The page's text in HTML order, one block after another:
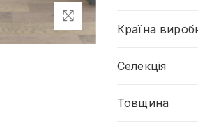
Країна
Селекція
Товщина